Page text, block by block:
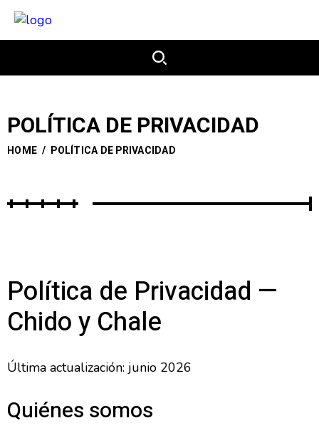
POLÍTICA DE PRIVACIDAD
HOME / POLÍTICA DE PRIVACIDAD
Política de Privacidad —
Chido y Chale
Última actualización: junio 2026
Quiénes somos